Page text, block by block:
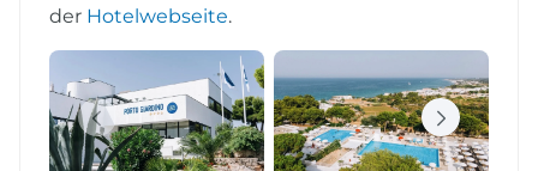
der Hotelwebseite.